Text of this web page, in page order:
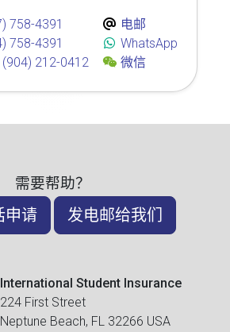
758-4391
758-4391
(904) 212-0412
电邮
WhatsApp
微信
需要帮助？
申请 发电邮给我们
International Student Insurance
224 First Street
Neptune Beach, FL 32266 USA